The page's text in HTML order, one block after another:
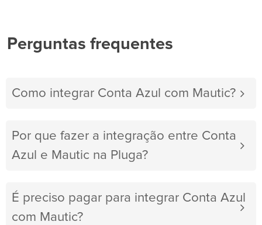
Perguntas frequentes
Como integrar Conta Azul com Mautic?
Por que fazer a integração entre Conta
Azul e Mautic na Pluga?
É preciso pagar para integrar Conta Azul
com Mautic?